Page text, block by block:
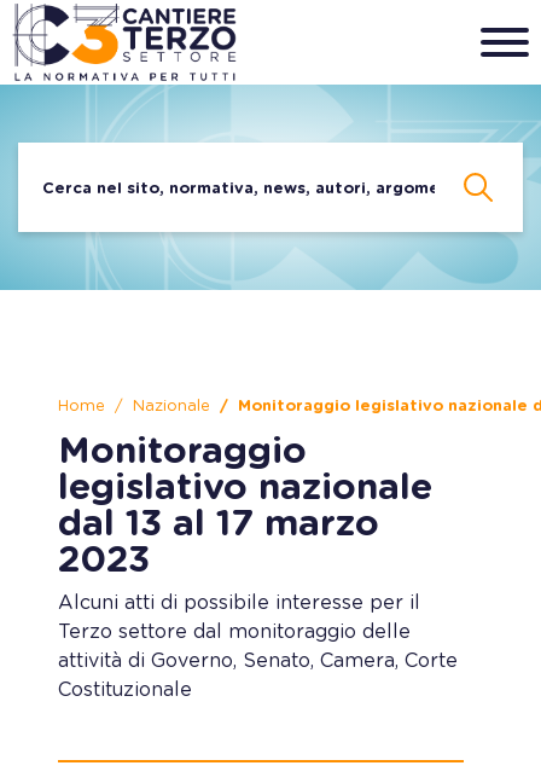
Home Nazionale Monitoraggio legislativo nazionale
Monitoraggio
legislativo nazionale
dal 13 al 17 marzo
2023
Alcuni atti di possibile interesse per il
Terzo settore dal monitoraggio delle
attività di Governo, Senato, Camera, Corte
Costituzionale